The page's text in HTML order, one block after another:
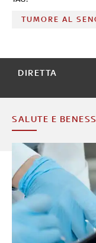
TUMORE AL
DIRETTA
SALUTE E